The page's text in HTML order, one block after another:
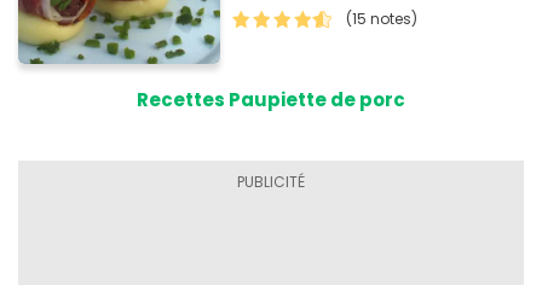
(15 notes)
Recettes Paupiette de porc